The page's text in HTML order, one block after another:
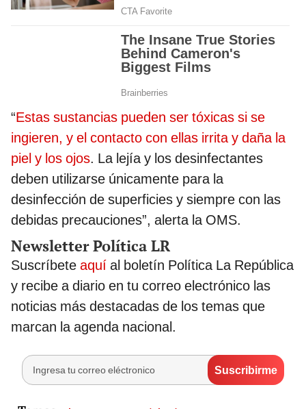
“Estas sustancias pueden ser tóxicas si se
ingieren, y el contacto con ellas irrita y daña la
piel y los ojos. La lejía y los desinfectantes
deben utilizarse únicamente para la
desinfección de superficies y siempre con las
debidas precauciones”, alerta la OMS.
Newsletter Política LR
Suscríbete aquí al boletín Política La República
y recibe a diario en tu correo electrónico las
noticias más destacadas de los temas que
marcan la agenda nacional.